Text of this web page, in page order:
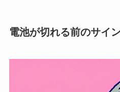
電池が切れる前のサイン